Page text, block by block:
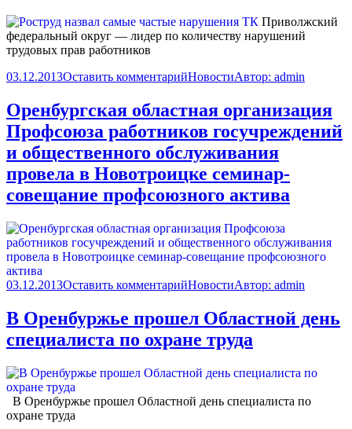
Приволжский
федеральный округ — лидер по количеству нарушений
трудовых прав работников
03.12.2013Оставить комментарийНовостиАвтор: admin
Оренбургская областная организация
Профсоюза работников госучреждений
и общественного обслуживания
провела в Новотроицке семинар-
совещание профсоюзного актива
03.12.2013Оставить комментарийНовостиАвтор: admin
В Оренбуржье прошел Областной день
специалиста по охране труда
В Оренбуржье прошел Областной день специалиста по
охране труда